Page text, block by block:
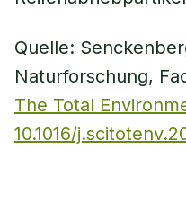
Quelle:
Naturforschung,
The Total
10.1016/